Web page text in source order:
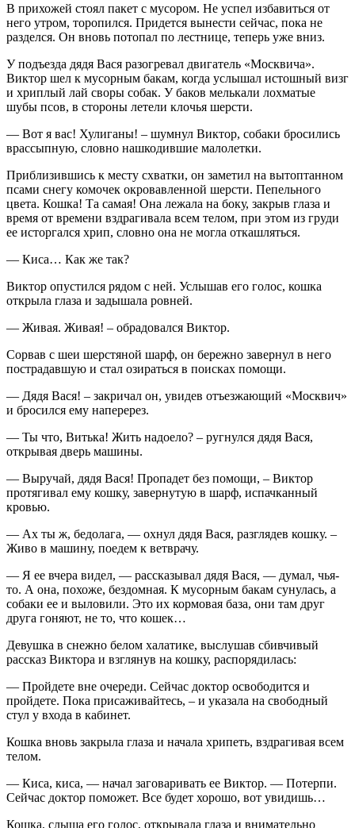
В прихожей стоял пакет с мусором. Не успел избавиться от
него утром, торопился. Придется вынести сейчас, пока не
разделся. Он вновь потопал по лестнице, теперь уже вниз.
У подъезда дядя Вася разогревал двигатель «Москвича».
Виктор шел к мусорным бакам, когда услышал истошный визг
и хриплый лай своры собак. У баков мелькали лохматые
шубы псов, в стороны летели клочья шерсти.
— Вот я вас! Хулиганы! – шумнул Виктор, собаки бросились
врассыпную, словно нашкодившие малолетки.
Приблизившись к месту схватки, он заметил на вытоптанном
псами снегу комочек окровавленной шерсти. Пепельного
цвета. Кошка! Та самая! Она лежала на боку, закрыв глаза и
время от времени вздрагивала всем телом, при этом из груди
ее исторгался хрип, словно она не могла откашляться.
— Киса… Как же так?
Виктор опустился рядом с ней. Услышав его голос, кошка
открыла глаза и задышала ровней.
— Живая. Живая! – обрадовался Виктор.
Сорвав с шеи шерстяной шарф, он бережно завернул в него
пострадавшую и стал озираться в поисках помощи.
— Дядя Вася! – закричал он, увидев отъезжающий «Москвич»
и бросился ему наперерез.
— Ты что, Витька! Жить надоело? – ругнулся дядя Вася,
открывая дверь машины.
— Выручай, дядя Вася! Пропадет без помощи, – Виктор
протягивал ему кошку, завернутую в шарф, испачканный
кровью.
— Ах ты ж, бедолага, — охнул дядя Вася, разглядев кошку. –
Живо в машину, поедем к ветврачу.
— Я ее вчера видел, — рассказывал дядя Вася, — думал, чья-
то. А она, похоже, бездомная. К мусорным бакам сунулась, а
собаки ее и выловили. Это их кормовая база, они там друг
друга гоняют, не то, что кошек…
Девушка в снежно белом халатике, выслушав сбивчивый
рассказ Виктора и взглянув на кошку, распорядилась:
— Пройдете вне очереди. Сейчас доктор освободится и
пройдете. Пока присаживайтесь, – и указала на свободный
стул у входа в кабинет.
Кошка вновь закрыла глаза и начала хрипеть, вздрагивая всем
телом.
— Киса, киса, — начал заговаривать ее Виктор. — Потерпи.
Сейчас доктор поможет. Все будет хорошо, вот увидишь…
Кошка, слыша его голос, открывала глаза и внимательно